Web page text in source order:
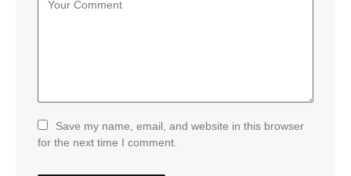
Save my name, email, and website in this browser
for the next time I comment.